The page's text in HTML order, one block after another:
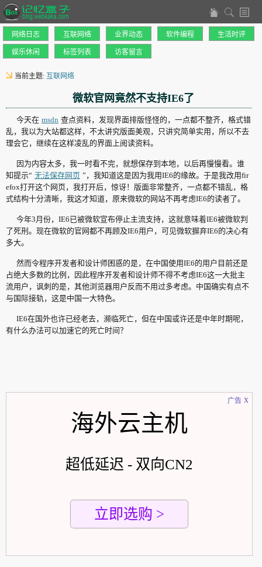
网络日志 互联网络 业界动态 软件编程 生活时评
娱乐休闲 标签列表 访客留言
当前主题: 互联网络
微软官网竟然不支持IE6了
今天在 msdn 查点资料，发现界面排版怪怪的，一点都不整齐，格式错
乱，我以为大站都这样，不太讲究版面美观，只讲究简单实用，所以不去
理会它，继续在这样凌乱的界面上阅读资料。
因为内容太多，我一时看不完，就想保存到本地，以后再慢慢看。谁
知提示“ 无法保存网页 ”，我知道这是因为我用IE6的缘故。于是我改用fir
efox打开这个网页，我打开后，惊讶！版面非常整齐，一点都不错乱，格
式结构十分清晰，我这才知道，原来微软的网站不再考虑IE6的读者了。
今年3月份，IE6已被微软宣布停止主流支持，这就意味着IE6被微软判
了死刑。现在微软的官网都不再顾及IE6用户，可见微软摒弃IE6的决心有
多大。
然而令程序开发者和设计师困惑的是，在中国使用IE6的用户目前还是
占绝大多数的比例，因此程序开发者和设计师不得不考虑IE6这一大批主
流用户，讽刺的是，其他浏览器用户反而不用过多考虑。中国确实有点不
与国际接轨，这是中国一大特色。
IE6在国外也许已经老去，濒临死亡，但在中国或许还是中年时期呢，
有什么办法可以加速它的死亡时间？
广告
海外云主机
超低延迟 - 双向CN2
立即选购 >
x